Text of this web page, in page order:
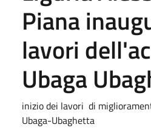
Piana
lavori
Ubaga
inizio dei lavori di
Ubaga-Ubaghetta